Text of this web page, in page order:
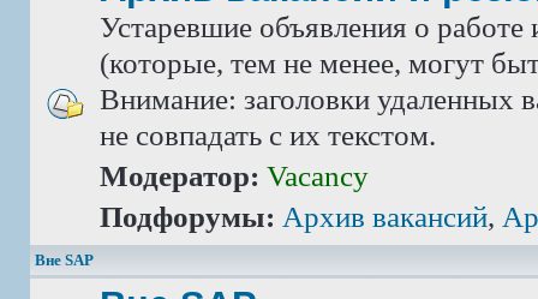
Устаревшие объявления о работе
(которые, тем не менее, могут
Внимание: заголовки удаленных
не совпадать с их текстом.
Модератор: Vacancy
Подфорумы: Архив вакансий,
Вне SAP